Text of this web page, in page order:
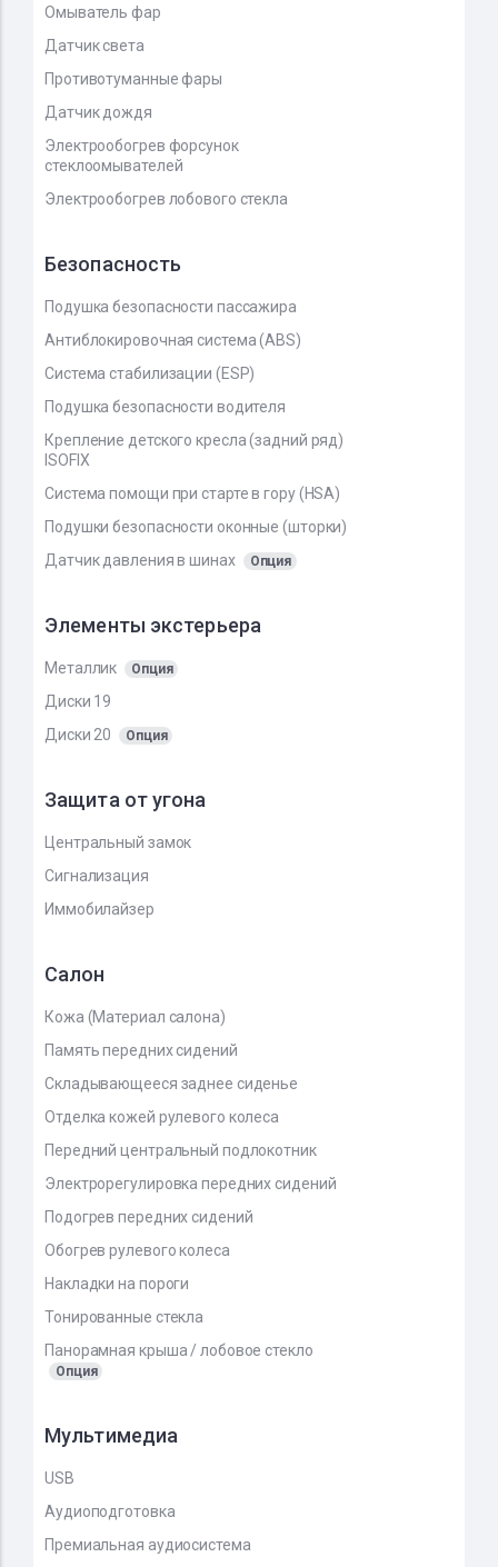
Омыватель фар
Датчик света
Противотуманные фары
Датчик дождя
Электрообогрев форсунок
стеклоомывателей
Электрообогрев лобового стекла
Безопасность
Подушка безопасности пассажира
Антиблокировочная система (ABS)
Система стабилизации (ESP)
Подушка безопасности водителя
Крепление детского кресла (задний ряд)
ISOFIX
Система помощи при старте в гору (HSA)
Подушки безопасности оконные (шторки)
Датчик давления в шинах
Опция
Элементы экстерьера
Металлик Опция
Диски 19
Диски 20
Опция
Защита от угона
Центральный замок
Сигнализация
Иммобилайзер
Салон
Кожа (Материал салона)
Память передних сидений
Складывающееся заднее сиденье
Отделка кожей рулевого колеса
Передний центральный подлокотник
Электрорегулировка передних сидений
Подогрев передних сидений
Обогрев рулевого колеса
Накладки на пороги
Тонированные стекла
Панорамная крыша / лобовое стекло
Опция
Мультимедиа
USB
Аудиоподготовка
Премиальная аудиосистема